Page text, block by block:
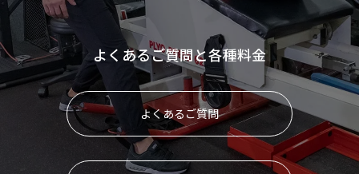
よくあるご質問と各種料金
よくあるご質問